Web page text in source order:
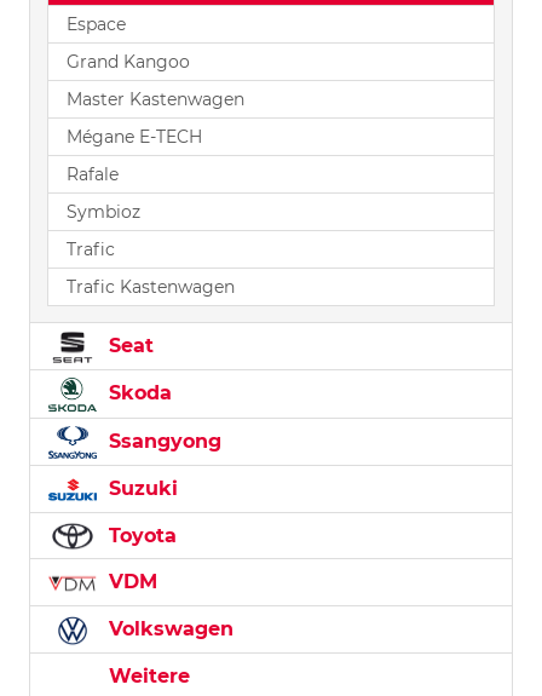
Espace
Grand Kangoo
Master Kastenwagen
Mégane E-TECH
Rafale
Symbioz
Trafic
Trafic Kastenwagen
Seat
Skoda
Ssangyong
Suzuki
Toyota
VDM
Volkswagen
Weitere